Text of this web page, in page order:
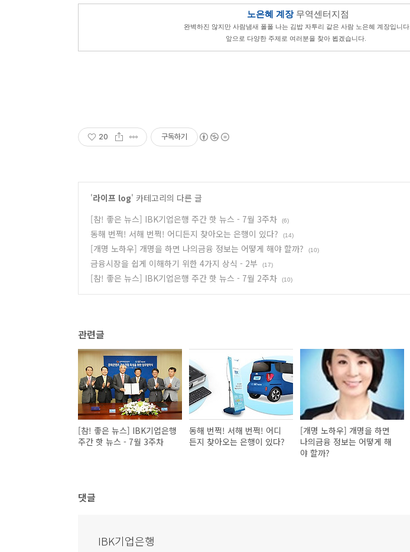
노은혜 계장무역센터지점
완벽하진 않지만 사람냄새 폴폴 나는 김밥 자투리 같은 사람 노은혜 계장입니다.
앞으로 다양한 주제로 여러분을 찾아 뵙겠습니다.
20 구독하기
'라이프 log' 카테고리의 다른 글
[참! 좋은 뉴스] IBK기업은행 주간 핫 뉴스 - 7월 3주차
(6)
동해 번쩍! 서해 번쩍! 어디든지 찾아오는 은행이 있다? (14)
[개명 노하우] 개명을 하면 나의금융 정보는 어떻게 해야 할까? (10)
금융시장을 쉽게 이해하기 위한 4가지 상식 - 2부 (17)
[참! 좋은 뉴스] IBK기업은행 주간 핫 뉴스 - 7월 2주차 (10)
관련글
[참! 좋은 뉴스] IBK기업은행
주간 핫 뉴스 - 7월 3주차
동해 번쩍! 서해 번쩍! 어디
든지 찾아오는 은행이 있다?
[개명 노하우] 개명을 하면
나의금융 정보는 어떻게 해
야 할까?
댓글
IBK기업은행